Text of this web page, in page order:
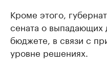
Кроме этого,
сената о выпадающих
бюджете, в связи с
уровне решениях.